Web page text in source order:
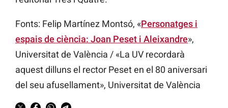
Fonts: Felip Martínez Montsó, «Personatges i
espais de ciència: Joan Peset i Aleixandre»,
Universitat de València / «La UV recordarà
aquest dilluns el rector Peset en el 80 aniversari
del seu afusellament», Universitat de València